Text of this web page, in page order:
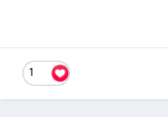
1